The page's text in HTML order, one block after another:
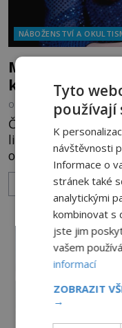
NÁBOŽENSTVÍ A
Magická
kterou si
OD EVA SOUKUPOVÁ
Červená stužka
lidové pověrčivosti
ochraňuje svého
která může přivodit
nenápadným
občas spatřit i
nebo Leonarda DiCapria. Na Blízkém
židovských
ZOBRAZIT VÍCE
Tyto
používají
K
návštěvnosti
Informace o
stránek také
analytickými
kombinovat s
jste jim
vašem
informací
ZOBRAZIT
→